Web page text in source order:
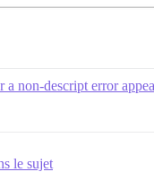
non-descript error
le sujet